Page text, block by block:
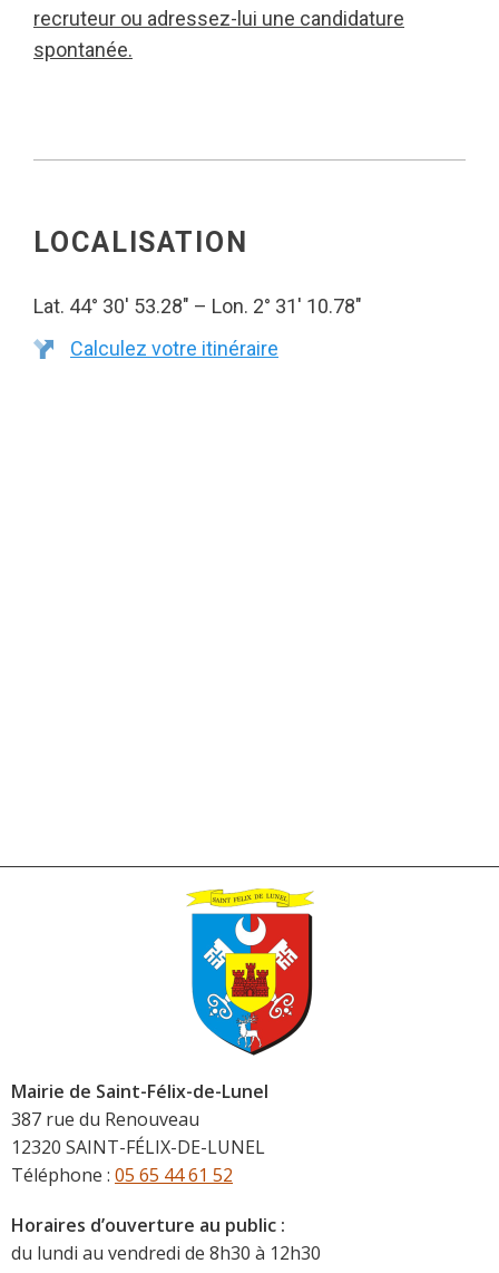
recruteur ou adressez-lui une candidature
spontanée.
LOCALISATION
Lat. 44° 30′ 53.28″ – Lon. 2° 31′ 10.78″
Calculez votre itinéraire
Mairie de Saint-Félix-de-Lunel
387 rue du Renouveau
12320 SAINT-FÉLIX-DE-LUNEL
Téléphone : 05 65 44 61 52
Horaires d’ouverture au public :
du lundi au vendredi de 8h30 à 12h30